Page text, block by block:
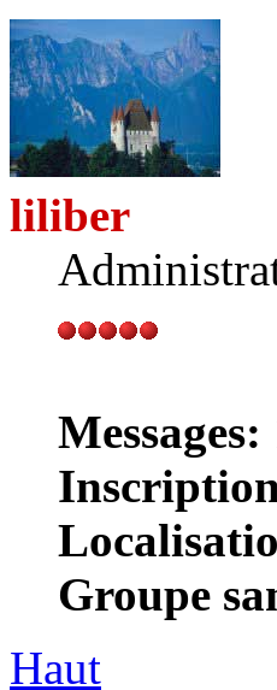
liliber
Messages:
Groupe
Haut